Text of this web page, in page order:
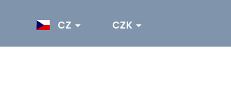
CZ CZK